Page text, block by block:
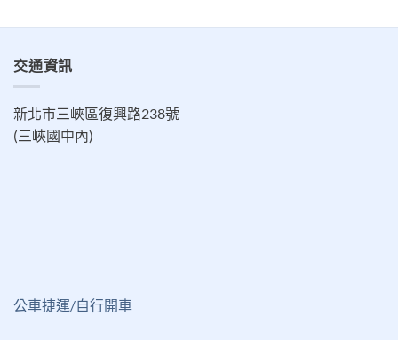
交通資訊
新北市三峽區復興路238號
(三峽國中內)
公車捷運/自行開車